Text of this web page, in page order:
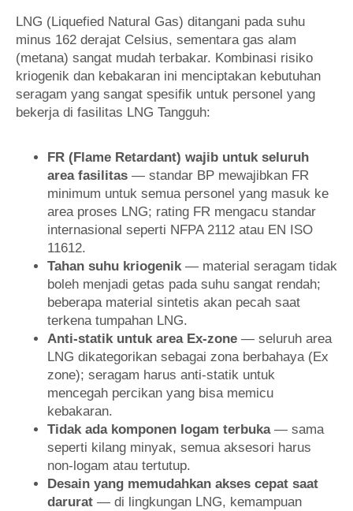
LNG (Liquefied Natural Gas) ditangani pada suhu
minus 162 derajat Celsius, sementara gas alam
(metana) sangat mudah terbakar. Kombinasi risiko
kriogenik dan kebakaran ini menciptakan kebutuhan
seragam yang sangat spesifik untuk personel yang
bekerja di fasilitas LNG Tangguh:
FR (Flame Retardant) wajib untuk seluruh
area fasilitas — standar BP mewajibkan FR
minimum untuk semua personel yang masuk ke
area proses LNG; rating FR mengacu standar
internasional seperti NFPA 2112 atau EN ISO
11612.
Tahan suhu kriogenik — material seragam tidak
boleh menjadi getas pada suhu sangat rendah;
beberapa material sintetis akan pecah saat
terkena tumpahan LNG.
Anti-statik untuk area Ex-zone — seluruh area
LNG dikategorikan sebagai zona berbahaya (Ex
zone); seragam harus anti-statik untuk
mencegah percikan yang bisa memicu
kebakaran.
Tidak ada komponen logam terbuka— sama
seperti kilang minyak, semua aksesori harus
non-logam atau tertutup.
Desain yang memudahkan akses cepat saat
darurat — di lingkungan LNG, kemampuan